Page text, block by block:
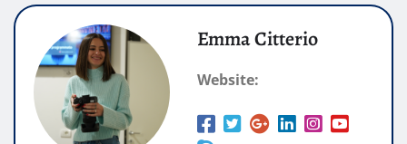
Emma Citterio
Website: